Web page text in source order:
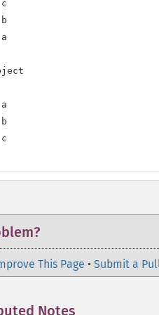
This Page • Submit a
Notes